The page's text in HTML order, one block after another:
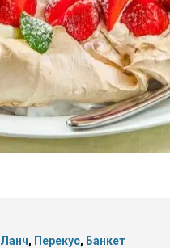
Ланч, Перекус, Банкет